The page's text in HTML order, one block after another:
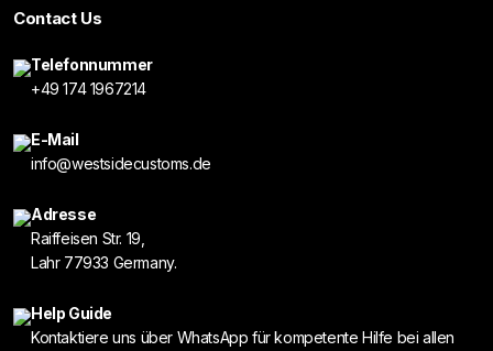
Contact Us
Telefonnummer
+49 174 1967214
E-Mail
info@westsidecustoms.de
Adresse
Raiffeisen Str. 19,
Lahr 77933 Germany.
Help Guide
Kontaktiere uns über WhatsApp für kompetente Hilfe bei allen